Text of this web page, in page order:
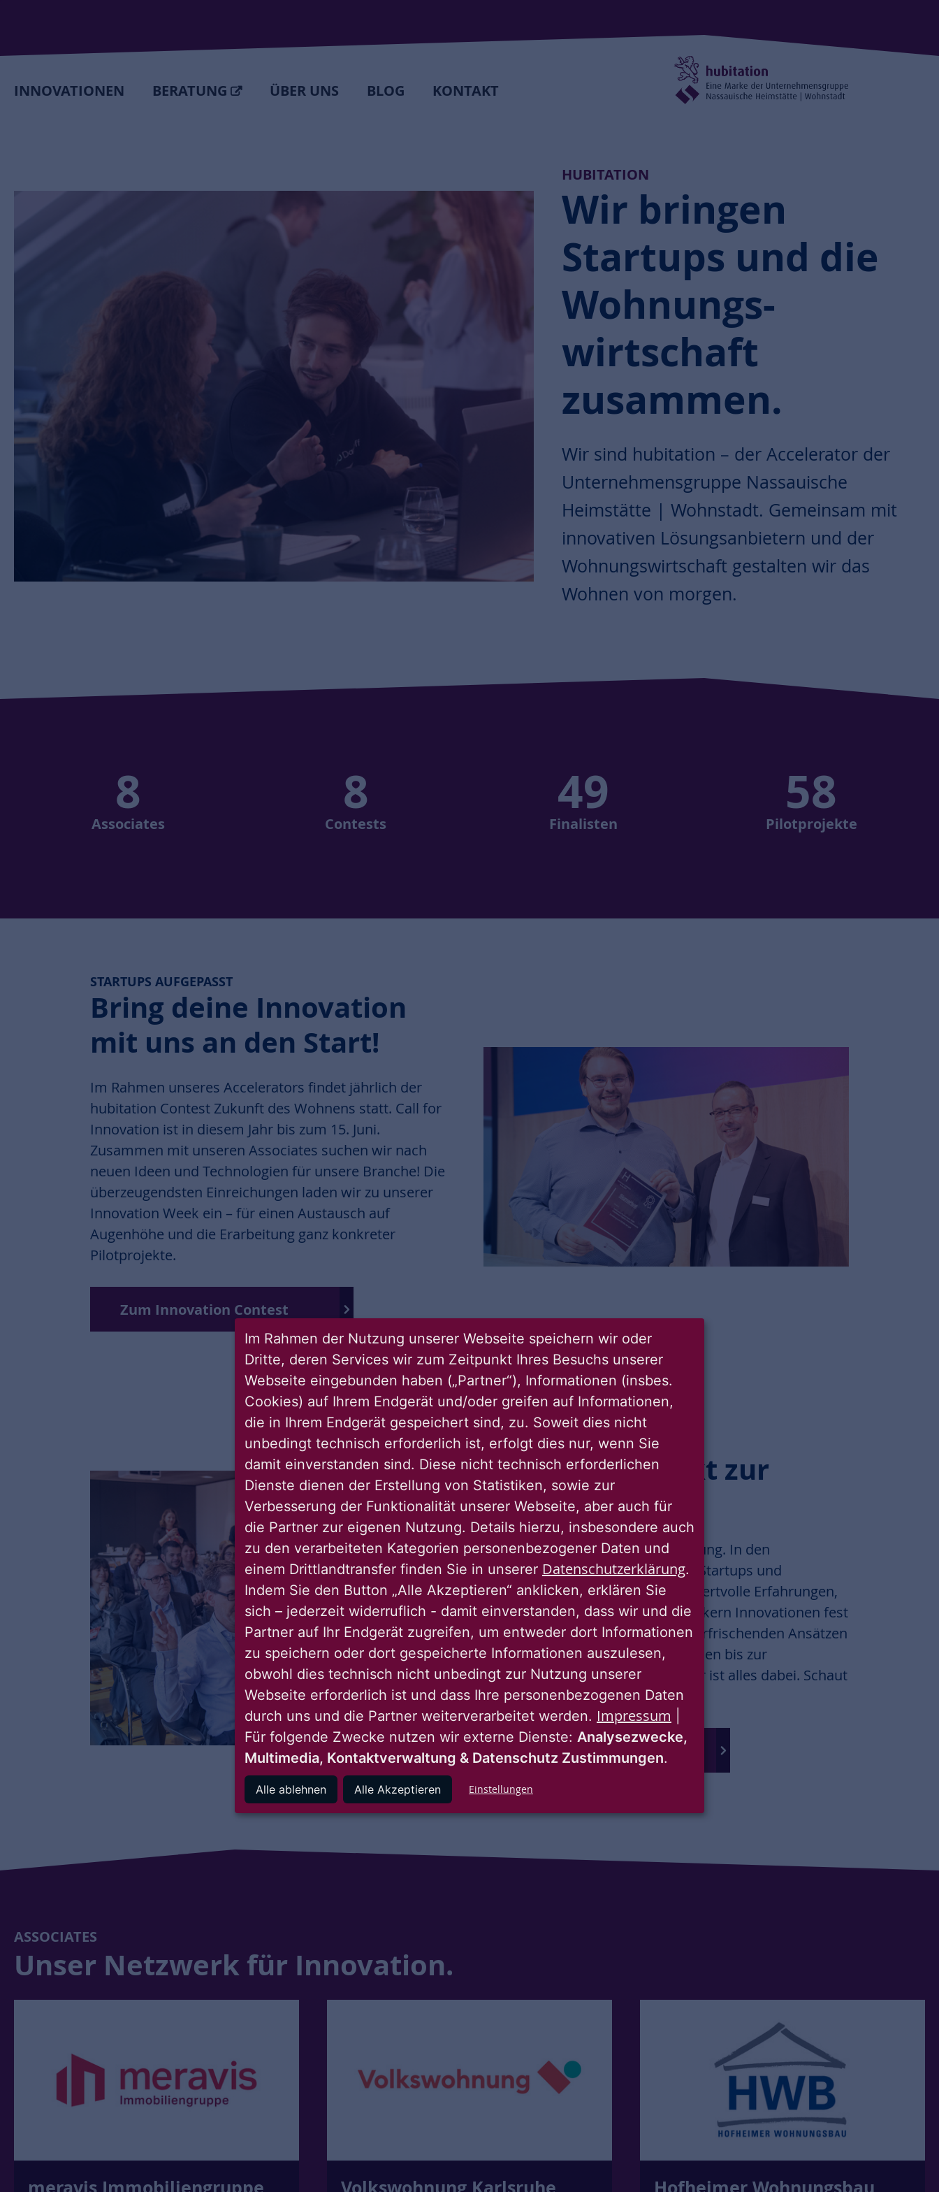
INNOVATIONEN BERATUNG ÜBER UNS BLOG KONTAKT
HUBITATION
Wir bringen
Startups und die
Wohnungs­
wirtschaft
zusammen.
Wir sind hubitation – der Accelerator der
Unternehmensgruppe Nassauische
Heimstätte | Wohnstadt. Gemeinsam mit
innovativen Lösungsanbietern und der
Wohnungswirtschaft gestalten wir das
Wohnen von morgen.
8
Associates
8
Contests
49
Finalisten
58
Pilotprojekte
STARTUPS AUFGEPASST
Bring deine Innovation
mit uns an den Start!
Im Rahmen unseres Accelerators findet jährlich der
hubitation Contest Zukunft des Wohnens statt. Call for
Innovation ist in diesem Jahr bis zum 15. Juni.
Zusammen mit unseren Associates suchen wir nach
neuen Ideen und Technologien für unsere Branche! Die
überzeugendsten Einreichungen laden wir zu unserer
Innovation Week ein – für einen Austausch auf
Augenhöhe und die Erarbeitung ganz konkreter
Pilotprojekte.
Zum Innovation Contest
UMSETZUNG ZÄHLT
Vom Pilotprojekt zur
Innovation
Was wirklich zählt, ist die Umsetzung. In den
gemeinsamen Pilotprojekten mit Startups und
Lösungsanbietern sammeln wir wertvolle Erfahrungen,
gewinnen neue Partner und verankern Innovationen fest
in der Wohnungswirtschaft. Von erfrischenden Ansätzen
für das Recruiting neuer Kolleg:innen bis zur
nachhaltigen Mobilität im Quartier ist alles dabei. Schaut
mal rein!
Zu den Pilotprojekten
ASSOCIATES
Unser Netzwerk für Innovation.
Im Rahmen der Nutzung unserer Webseite speichern wir oder
Dritte, deren Services wir zum Zeitpunkt Ihres Besuchs unserer
Webseite eingebunden haben („Partner“), Informationen (insbes.
Cookies) auf Ihrem Endgerät und/oder greifen auf Informationen,
die in Ihrem Endgerät gespeichert sind, zu. Soweit dies nicht
unbedingt technisch erforderlich ist, erfolgt dies nur, wenn Sie
damit einverstanden sind. Diese nicht technisch erforderlichen
Dienste dienen der Erstellung von Statistiken, sowie zur
Verbesserung der Funktionalität unserer Webseite, aber auch für
die Partner zur eigenen Nutzung. Details hierzu, insbesondere auch
zu den verarbeiteten Kategorien personenbezogener Daten und
einem Drittlandtransfer finden Sie in unserer Datenschutzerklärung.
Indem Sie den Button „Alle Akzeptieren“ anklicken, erklären Sie
sich – jederzeit widerruflich - damit einverstanden, dass wir und die
Partner auf Ihr Endgerät zugreifen, um entweder dort Informationen
zu speichern oder dort gespeicherte Informationen auszulesen,
obwohl dies technisch nicht unbedingt zur Nutzung unserer
Webseite erforderlich ist und dass Ihre personenbezogenen Daten
durch uns und die Partner weiterverarbeitet werden. Impressum
Für folgende Zwecke nutzen wir externe Dienste: Analysezwecke,
Multimedia, Kontaktverwaltung & Datenschutz Zustimmungen.
Einstellungen
Alle ablehnen Alle Akzeptieren